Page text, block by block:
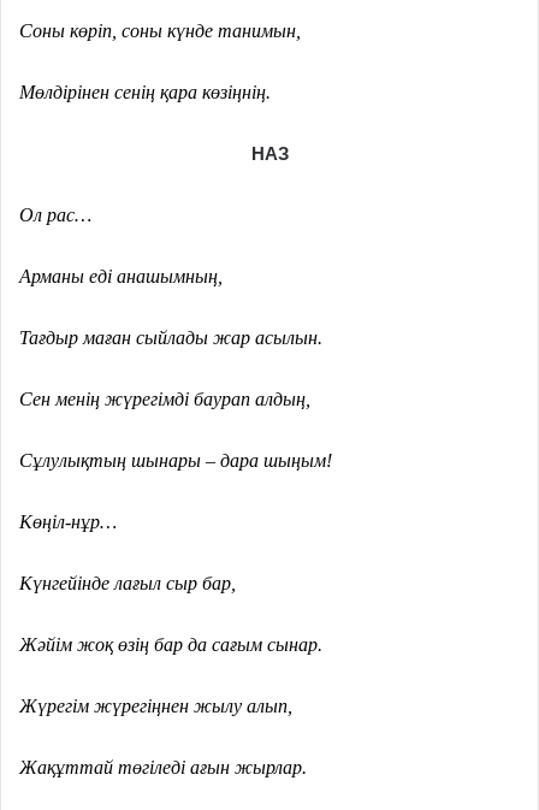
Соны көріп, соны күнде танимын,
Мөлдірінен сенің қара көзіңнің.
НАЗ
Ол рас…
Арманы еді анашымның,
Тағдыр маған сыйлады жар асылын.
Сен менің жүрегімді баурап алдың,
Сұлулықтың шынары – дара шыңым!
Көңіл-нұр…
Күнгейінде лағыл сыр бар,
Жәйім жоқ өзің бар да сағым сынар.
Жүрегім жүрегіңнен жылу алып,
Жақұттай төгіледі ағын жырлар.